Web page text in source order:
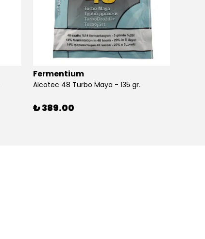
Fermentium
Alcotec 48 Turbo Maya - 135 gr.
₺ 389.00